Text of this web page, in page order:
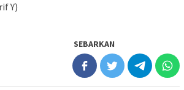
Y)
SEBARKAN